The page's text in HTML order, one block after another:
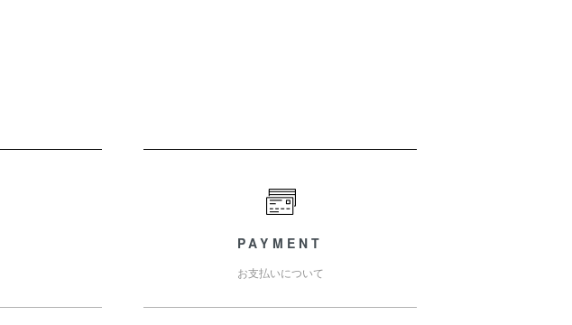
PAYMENT
お支払いについて